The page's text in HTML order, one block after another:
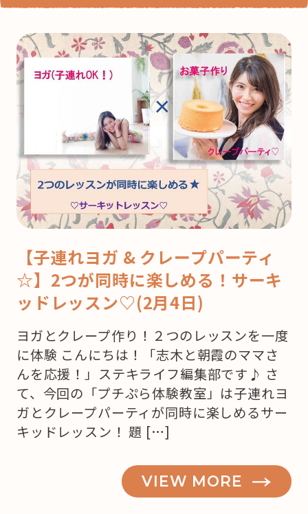
【子連れヨガ & クレープパーティ
☆】2つが同時に楽しめる！サーキ
ッドレッスン♡(2月4日)
ヨガとクレープ作り！２つのレッスンを一度
に体験 こんにちは！「志木と朝霞のママさ
んを応援！」ステキライフ編集部です♪ さ
て、今回の「プチぷら体験教室」は子連れヨ
ガとクレープパーティが同時に楽しめるサー
キッドレッスン！ 題 […]
VIEW MORE